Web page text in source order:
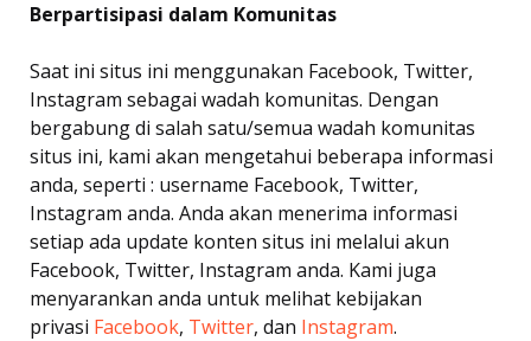
Berpartisipasi dalam Komunitas
Saat ini situs ini menggunakan Facebook, Twitter,
Instagram sebagai wadah komunitas. Dengan
bergabung di salah satu/semua wadah komunitas
situs ini, kami akan mengetahui beberapa informasi
anda, seperti : username Facebook, Twitter,
Instagram anda. Anda akan menerima informasi
setiap ada update konten situs ini melalui akun
Facebook, Twitter, Instagram anda. Kami juga
menyarankan anda untuk melihat kebijakan
privasi Facebook, Twitter, dan Instagram.